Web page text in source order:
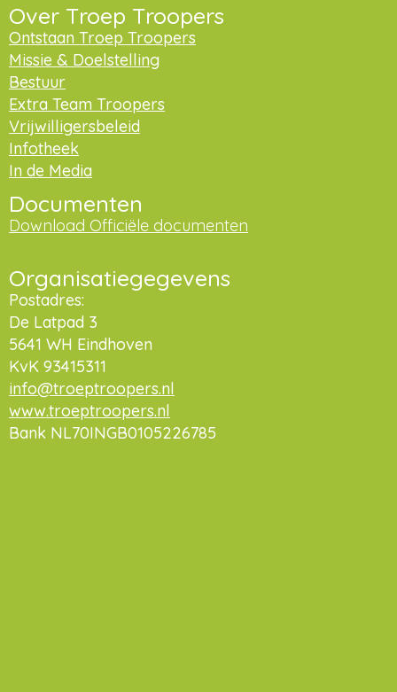
Over Troep Troopers
Ontstaan Troep Troopers
Missie & Doelstelling
Bestuur
Extra Team Troopers
Vrijwilligersbeleid
Infotheek
In de Media
Documenten
Download Officiële documenten
Organisatiegegevens
Postadres:
De Latpad 3
5641 WH Eindhoven
KvK 93415311
info@troeptroopers.nl
www.troeptroopers.nl
Bank NL70INGB0105226785